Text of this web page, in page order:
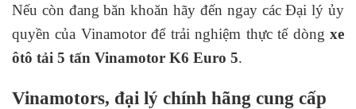
Nếu còn đang băn khoăn hãy đến ngay các Đại lý ủy
quyền của Vinamotor để trải nghiệm thực tế dòng xe
ôtô tải 5 tấn Vinamotor K6 Euro 5.
Vinamotors, đại lý chính hãng cung cấp